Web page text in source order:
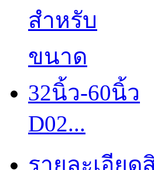
D02...
รายละเอียด